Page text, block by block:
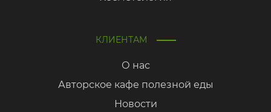
КЛИЕНТАМ
О нас
Авторское кафе полезной еды
Новости